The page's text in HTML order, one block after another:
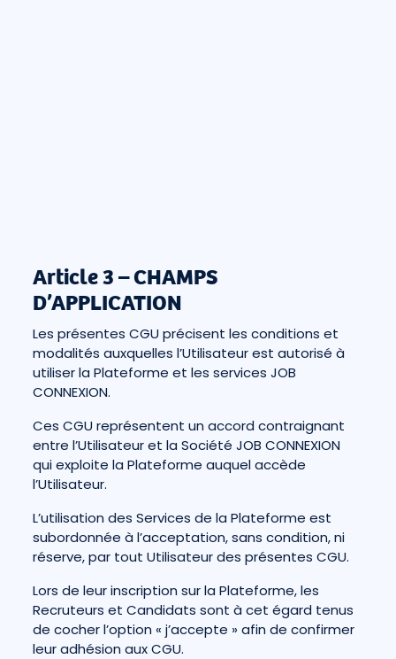
Article 3 – CHAMPS
D’APPLICATION
Les présentes CGU précisent les conditions et
modalités auxquelles l’Utilisateur est autorisé à
utiliser la Plateforme et les services JOB
CONNEXION.
Ces CGU représentent un accord contraignant
entre l’Utilisateur et la Société JOB CONNEXION
qui exploite la Plateforme auquel accède
l’Utilisateur.
L’utilisation des Services de la Plateforme est
subordonnée à l’acceptation, sans condition, ni
réserve, par tout Utilisateur des présentes CGU.
Lors de leur inscription sur la Plateforme, les
Recruteurs et Candidats sont à cet égard tenus
de cocher l’option « j’accepte » afin de confirmer
leur adhésion aux CGU.